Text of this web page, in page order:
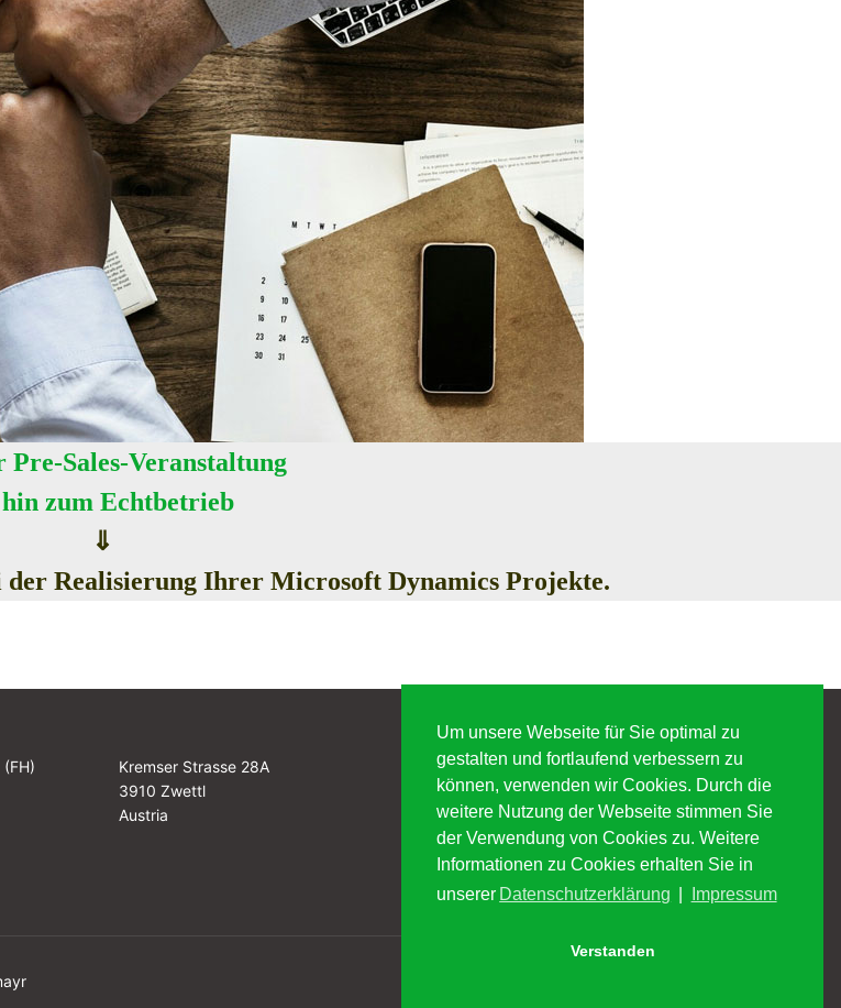
Um unsere Webseite für Sie optimal zu
gestalten und fortlaufend verbessern zu
können, verwenden wir Cookies. Durch die
weitere Nutzung der Webseite stimmen Sie
der Verwendung von Cookies zu. Weitere
Informationen zu Cookies erhalten Sie in
unserer Datenschutzerklärung Impressum
Verstanden
Pre-Sales-Veranstaltung
zum Echtbetrieb
⇓
Realisierung Ihrer Microsoft Dynamics Projekte.
Kremser Strasse 28A
3910 Zwettl
Austria
Mobil: +43 676 33 64 805
E-Mail:
office@kirchmayr-management.com